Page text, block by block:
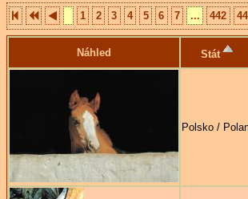
1 2 3 4 5 6 7 ... 442
Náhled Stát
Polsko /